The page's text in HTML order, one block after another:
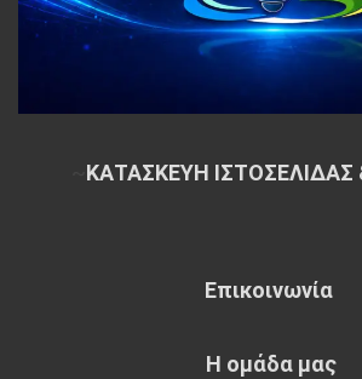
ΚΑΤΑΣΚΕΥΗ ΙΣΤΟΣΕΛΙΔΑΣ
Επικοινωνία
Η ομάδα μας